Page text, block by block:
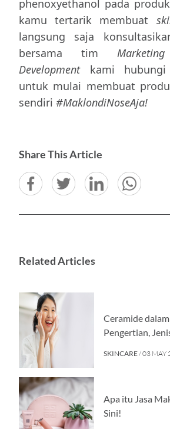
phenoxyethanol pada
kamu tertarik membuat
langsung saja
bersama tim
Developmentkami hubungi
untuk mulai membuat
sendiri #MaklondiNoseAja!
Share This Article
Related Articles
Ceramide
Pengertian,
SKINCARE/ 03 MAY
Apa itu Jasa
Sini!